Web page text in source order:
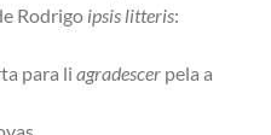
Rodrigo ipsis litteris:
para li agradescer pela a